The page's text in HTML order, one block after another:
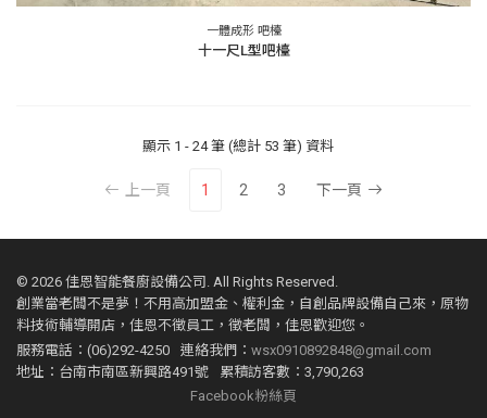
一體成形 吧檯
十一尺L型吧檯
顯示 1 - 24 筆 (總計 53 筆) 資料
上一頁 1 2 3 下一頁
© 2026 佳恩智能餐廚設備公司. All Rights Reserved.
創業當老闆不是夢！不用高加盟金、權利金，自創品牌設備自己來，原物
料技術輔導開店，佳恩不徵員工，徵老闆，佳恩歡迎您。
服務電話：(06)292-4250
連絡我們： wsx0910892848@gmail.com
地址：台南市南區新興路491號
累積訪客數：3,790,263
Facebook粉絲頁